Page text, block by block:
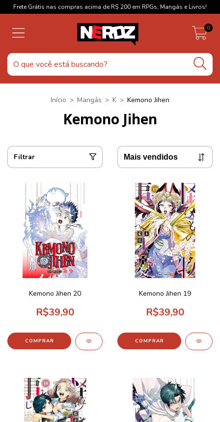
Frete Grátis nas compras acima de R$ 200 em RPGs, Mangás e Livros!
0
Início > Mangás > K > Kemono Jihen
Kemono Jihen
Filtrar
Kemono Jihen 20
R$39,90
Kemono Jihen 19
R$39,90